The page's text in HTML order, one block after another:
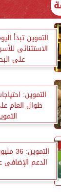
التموين تبدأ
الاستثنائى
على
التموين:
طوال العام
الدعم الإضافى